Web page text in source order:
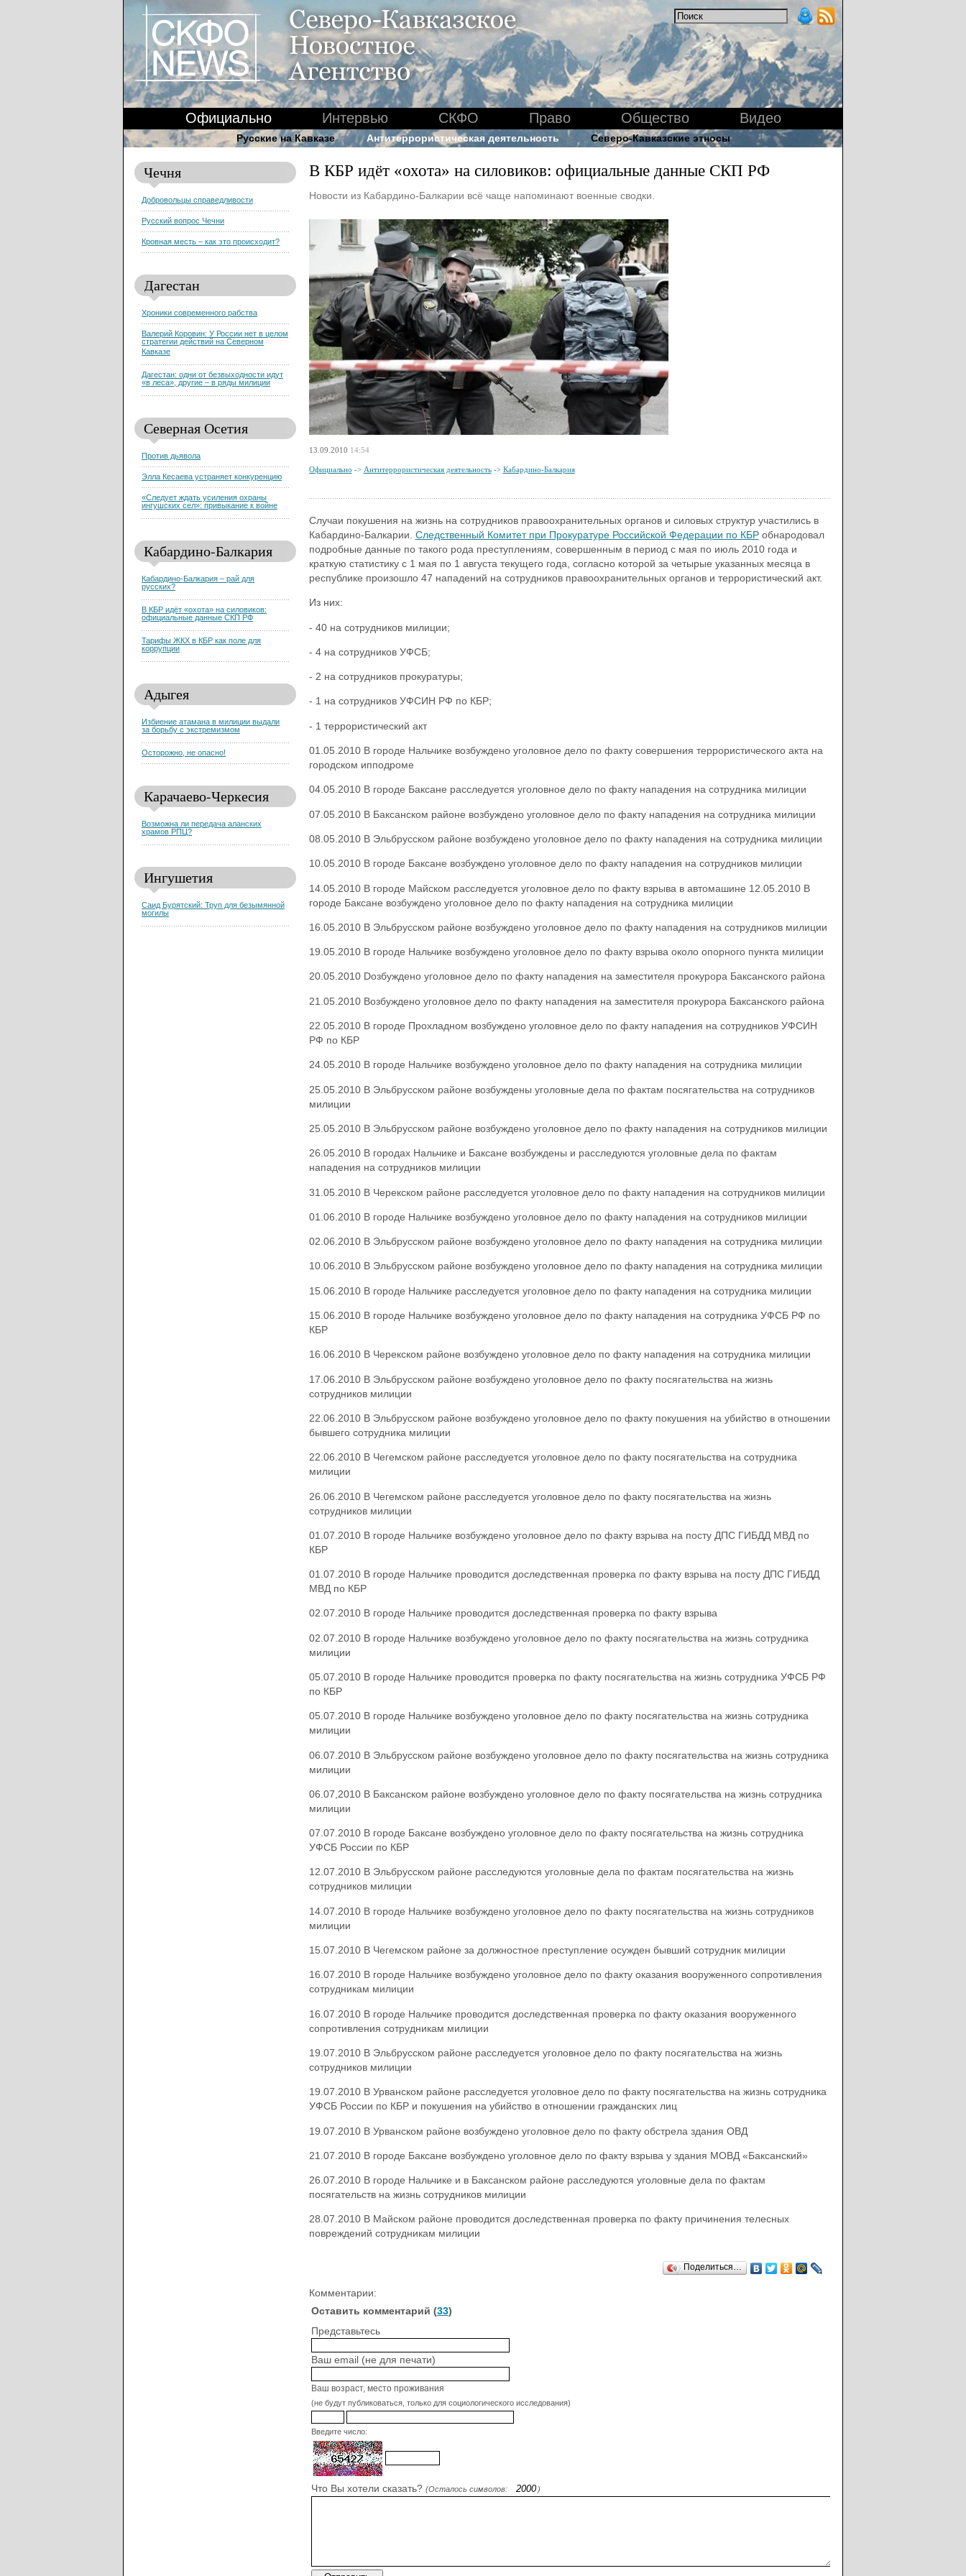
Официально Интервью СКФО Право Общество Видео
Русские на Кавказе Антитеррористическая деятельность Северо-Кавказские этносы
Чечня
Добровольцы справедливости
Русский вопрос Чечни
Кровная месть – как это происходит?
Дагестан
Хроники современного рабства
Валерий Коровин: У России нет в целом
стратегии действий на Северном
Кавказе
Дагестан: одни от безвыходности идут
«в леса», другие – в ряды милиции
Северная Осетия
Против дьявола
Элла Кесаева устраняет конкуренцию
«Следует ждать усиления охраны
ингушских сел»: привыкание к войне
Кабардино-Балкария
Кабардино-Балкария – рай для
русских?
В КБР идёт «охота» на силовиков:
официальные данные СКП РФ
Тарифы ЖКХ в КБР как поле для
коррупции
Адыгея
Избиение атамана в милиции выдали
за борьбу с экстремизмом
Осторожно, не опасно!
Карачаево-Черкесия
Возможна ли передача аланских
храмов РПЦ?
Ингушетия
Саид Бурятский: Труп для безымянной
могилы
В КБР идёт «охота» на силовиков: официальные данные СКП РФ
Новости из Кабардино-Балкарии всё чаще напоминают военные сводки.
13.09.2010 14:54
Официально -> Антитеррористическая деятельность -> Кабардино-Балкария
Случаи покушения на жизнь на сотрудников правоохранительных органов и силовых структур участились в
Кабардино-Балкарии. Следственный Комитет при Прокуратуре Российской Федерации по КБРобнародовал
подробные данные по такого рода преступлениям, совершенным в период с мая по июль 2010 года и
краткую статистику с 1 мая по 1 августа текущего года, согласно которой за четырые указанных месяца в
республике произошло 47 нападений на сотрудников правоохранительных органов и террористический акт.
Из них:
- 40 на сотрудников милиции;
- 4 на сотрудников УФСБ;
- 2 на сотрудников прокуратуры;
- 1 на сотрудников УФСИН РФ по КБР;
- 1 террористический акт
01.05.2010 В городе Нальчике возбуждено уголовное дело по факту совершения террористического акта на
городском ипподроме
04.05.2010 В городе Баксане расследуется уголовное дело по факту нападения на сотрудника милиции
07.05.2010 В Баксанском районе возбуждено уголовное дело по факту нападения на сотрудника милиции
08.05.2010 В Эльбрусском районе возбуждено уголовное дело по факту нападения на сотрудника милиции
10.05.2010 В городе Баксане возбуждено уголовное дело по факту нападения на сотрудников милиции
14.05.2010 В городе Майском расследуется уголовное дело по факту взрыва в автомашине 12.05.2010 В
городе Баксане возбуждено уголовное дело по факту нападения на сотрудника милиции
16.05.2010 В Эльбрусском районе возбуждено уголовное дело по факту нападения на сотрудников милиции
19.05.2010 В городе Нальчике возбуждено уголовное дело по факту взрыва около опорного пункта милиции
20.05.2010 Dозбуждено уголовное дело по факту нападения на заместителя прокурора Баксанского района
21.05.2010 Возбуждено уголовное дело по факту нападения на заместителя прокурора Баксанского района
22.05.2010 В городе Прохладном возбуждено уголовное дело по факту нападения на сотрудников УФСИН
РФ по КБР
24.05.2010 В городе Нальчике возбуждено уголовное дело по факту нападения на сотрудника милиции
25.05.2010 В Эльбрусском районе возбуждены уголовные дела по фактам посягательства на сотрудников
милиции
25.05.2010 В Эльбрусском районе возбуждено уголовное дело по факту нападения на сотрудников милиции
26.05.2010 В городах Нальчике и Баксане возбуждены и расследуются уголовные дела по фактам
нападения на сотрудников милиции
31.05.2010 В Черекском районе расследуется уголовное дело по факту нападения на сотрудников милиции
01.06.2010 В городе Нальчике возбуждено уголовное дело по факту нападения на сотрудников милиции
02.06.2010 В Эльбрусском районе возбуждено уголовное дело по факту нападения на сотрудника милиции
10.06.2010 В Эльбрусском районе возбуждено уголовное дело по факту нападения на сотрудника милиции
15.06.2010 В городе Нальчике расследуется уголовное дело по факту нападения на сотрудника милиции
15.06.2010 В городе Нальчике возбуждено уголовное дело по факту нападения на сотрудника УФСБ РФ по
КБР
16.06.2010 В Черекском районе возбуждено уголовное дело по факту нападения на сотрудника милиции
17.06.2010 В Эльбрусском районе возбуждено уголовное дело по факту посягательства на жизнь
сотрудников милиции
22.06.2010 В Эльбрусском районе возбуждено уголовное дело по факту покушения на убийство в отношении
бывшего сотрудника милиции
22.06.2010 В Чегемском районе расследуется уголовное дело по факту посягательства на сотрудника
милиции
26.06.2010 В Чегемском районе расследуется уголовное дело по факту посягательства на жизнь
сотрудников милиции
01.07.2010 В городе Нальчике возбуждено уголовное дело по факту взрыва на посту ДПС ГИБДД МВД по
КБР
01.07.2010 В городе Нальчике проводится доследственная проверка по факту взрыва на посту ДПС ГИБДД
МВД по КБР
02.07.2010 В городе Нальчике проводится доследственная проверка по факту взрыва
02.07.2010 В городе Нальчике возбуждено уголовное дело по факту посягательства на жизнь сотрудника
милиции
05.07.2010 В городе Нальчике проводится проверка по факту посягательства на жизнь сотрудника УФСБ РФ
по КБР
05.07.2010 В городе Нальчике возбуждено уголовное дело по факту посягательства на жизнь сотрудника
милиции
06.07.2010 В Эльбрусском районе возбуждено уголовное дело по факту посягательства на жизнь сотрудника
милиции
06.07,2010 В Баксанском районе возбуждено уголовное дело по факту посягательства на жизнь сотрудника
милиции
07.07.2010 В городе Баксане возбуждено уголовное дело по факту посягательства на жизнь сотрудника
УФСБ России по КБР
12.07.2010 В Эльбрусском районе расследуются уголовные дела по фактам посягательства на жизнь
сотрудников милиции
14.07.2010 В городе Нальчике возбуждено уголовное дело по факту посягательства на жизнь сотрудников
милиции
15.07.2010 В Чегемском районе за должностное преступление осужден бывший сотрудник милиции
16.07.2010 В городе Нальчике возбуждено уголовное дело по факту оказания вооруженного сопротивления
сотрудникам милиции
16.07.2010 В городе Нальчике проводится доследственная проверка по факту оказания вооруженного
сопротивления сотрудникам милиции
19.07.2010 В Эльбрусском районе расследуется уголовное дело по факту посягательства на жизнь
сотрудников милиции
19.07.2010 В Урванском районе расследуется уголовное дело по факту посягательства на жизнь сотрудника
УФСБ России по КБР и покушения на убийство в отношении гражданских лиц
19.07.2010 В Урванском районе возбуждено уголовное дело по факту обстрела здания ОВД
21.07.2010 В городе Баксане возбуждено уголовное дело по факту взрыва у здания МОВД «Баксанский»
26.07.2010 В городе Нальчике и в Баксанском районе расследуются уголовные дела по фактам
посягательств на жизнь сотрудников милиции
28.07.2010 В Майском районе проводится доследственная проверка по факту причинения телесных
повреждений сотрудникам милиции
Поделиться…
Комментарии:
Оставить комментарий (33)
Представьтесь
Ваш email (не для печати)
Ваш возраст, место проживания
(не будут публиковаться, только для социологического исследования)
Введите число:
Что Вы хотели сказать? (Осталось символов: )